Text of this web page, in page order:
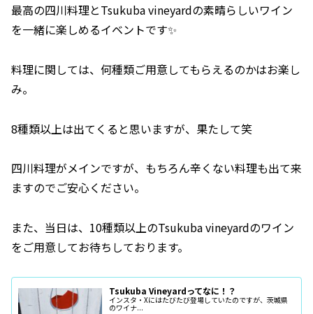
最高の四川料理とTsukuba vineyardの素晴らしいワイン
を一緒に楽しめるイベントです✨
料理に関しては、何種類ご用意してもらえるのかはお楽し
み。
8種類以上は出てくると思いますが、果たして笑
四川料理がメインですが、もちろん辛くない料理も出て来
ますのでご安心ください。
また、当日は、10種類以上のTsukuba vineyardのワイン
をご用意してお待ちしております。
Tsukuba Vineyardってなに！？
インスタ・Xにはたびたび登場していたのですが、茨城県
のワイナ...